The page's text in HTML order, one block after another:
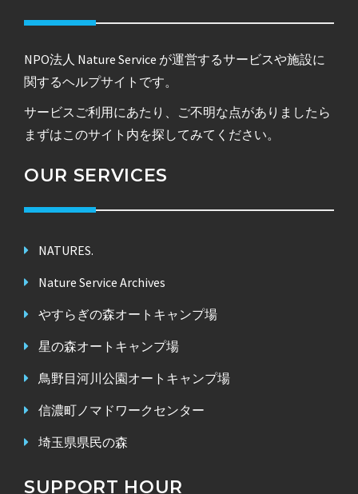
NPO法人 Nature Service が運営するサービスや施設に
関するヘルプサイトです。
サービスご利用にあたり、ご不明な点がありましたら
まずはこのサイト内を探してみてください。
OUR SERVICES
NATURES.
Nature Service Archives
やすらぎの森オートキャンプ場
星の森オートキャンプ場
鳥野目河川公園オートキャンプ場
信濃町ノマドワークセンター
埼玉県県民の森
SUPPORT HOUR